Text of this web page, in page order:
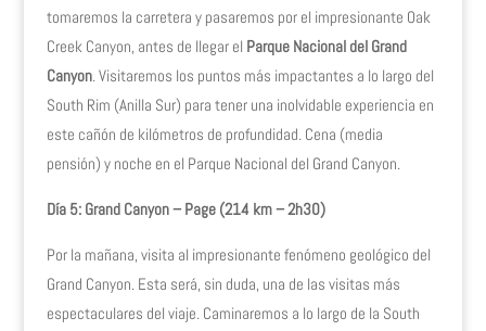
tomaremos la carretera y pasaremos por el impresionante Oak
Creek Canyon, antes de llegar el Parque Nacional del Grand
Canyon. Visitaremos los puntos más impactantes a lo largo del
South Rim (Anilla Sur) para tener una inolvidable experiencia en
este cañón de kilómetros de profundidad. Cena (media
pensión) y noche en el Parque Nacional del Grand Canyon.
Día 5: Grand Canyon – Page (214 km – 2h30)
Por la mañana, visita al impresionante fenómeno geológico del
Grand Canyon. Esta será, sin duda, una de las visitas más
espectaculares del viaje. Caminaremos a lo largo de la South